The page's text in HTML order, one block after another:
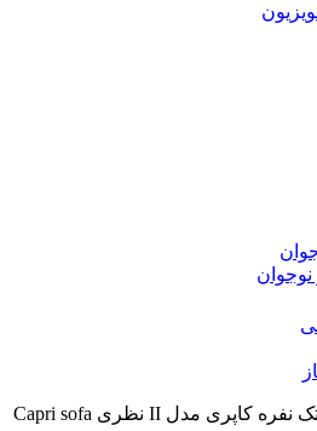
مبل تک نفره کاپری مدل II نظری Capri sofa